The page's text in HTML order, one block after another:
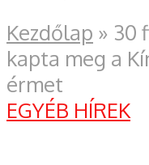
Kezdőlap » 30
kapta meg a
érmet
EGYÉB HÍREK